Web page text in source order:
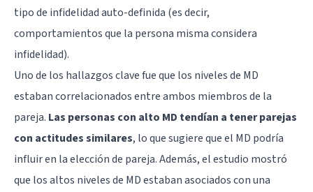
tipo de infidelidad auto-definida (es decir,
comportamientos que la persona misma considera
infidelidad).
Uno de los hallazgos clave fue que los niveles de MD
estaban correlacionados entre ambos miembros de la
pareja. Las personas con alto MD tendían a tener parejas
con actitudes similares, lo que sugiere que el MD podría
influir en la elección de pareja. Además, el estudio mostró
que los altos niveles de MD estaban asociados con una